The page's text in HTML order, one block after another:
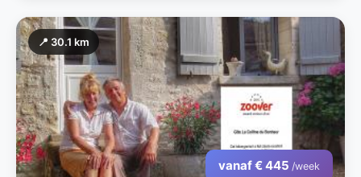
📍 30.1 km
vanaf € 445 /week